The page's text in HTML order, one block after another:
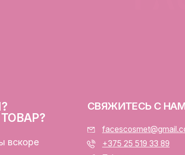
Каталог
Доставка и оплата